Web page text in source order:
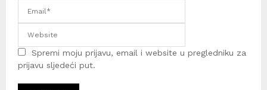
Spremi moju prijavu, email i website u pregledniku za
prijavu sljedeći put.